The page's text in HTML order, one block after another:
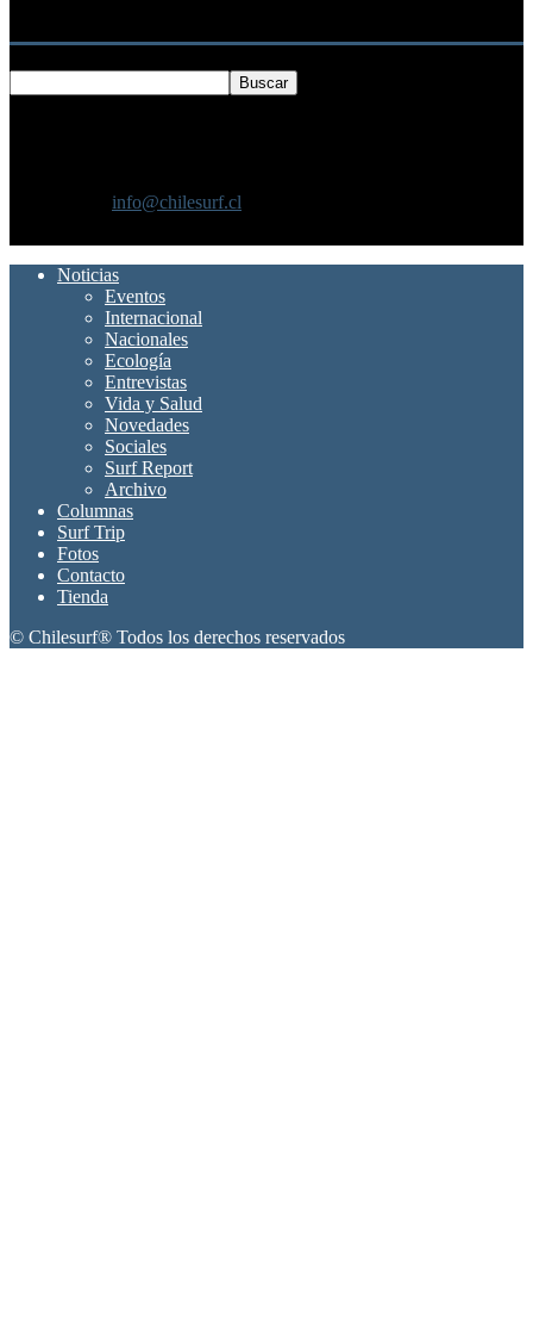
info@chilesurf.cl
Noticias
Eventos
Internacional
Nacionales
Ecología
Entrevistas
Vida y Salud
Novedades
Sociales
Surf Report
Archivo
Columnas
Surf Trip
Fotos
Contacto
Tienda
© Chilesurf® Todos los derechos reservados